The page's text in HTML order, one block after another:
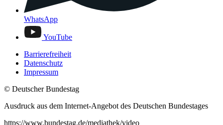
WhatsApp
YouTube
Barrierefreiheit
Datenschutz
Impressum
© Deutscher Bundestag
Ausdruck aus dem Internet-Angebot des Deutschen Bundestages
https://www.bundestag.de/mediathek/video